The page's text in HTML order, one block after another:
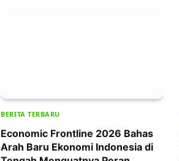
BERITA TERBARU
Economic Frontline 2026 Bahas
Arah Baru Ekonomi Indonesia di